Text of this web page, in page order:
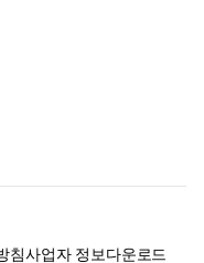
침사업자 정보다운로드